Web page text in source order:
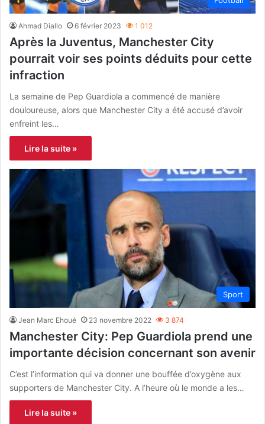
Ahmad Diallo 6 février 2023 1 012
Après la Juventus, Manchester City
pourrait voir ses points déduits pour cette
infraction
La semaine de Pep Guardiola a commencé de manière
douloureuse, alors que Manchester City a été accusé d’avoir
enfreint les…
Lire la suite »
Sport
Jean Marc Ehoué 23 novembre 2022 3 874
Manchester City: Pep Guardiola prend une
importante décision concernant son avenir
C’est l’information qui va donner une bouffée d’oxygène aux
supporters de Manchester City. A l’heure où le monde a les…
Lire la suite »